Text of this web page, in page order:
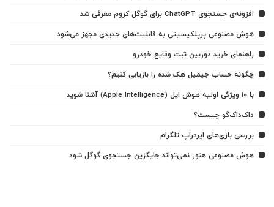
افزونه‌ی جستجوی ChatGPT برای گوگل کروم معرفی شد
هوش مصنوعی پرپلکیسیتی به قابلیت‌های جدیدی مجهز می‌شود
راهنمای خرید دوربین ثبت وقایع خودرو
چگونه حساب جیمیل هک شده را بازیابی کنیم؟
با ۱۰ ویژگی اولیه هوش اپل (Apple Intelligence) آشنا شوید
داک‌داک‌گو چیست؟
بررسی بازی‌های ایردراپ تلگرام
هوش مصنوعی هنوز نمی‌تواند جایگزین جستجوی گوگل شود